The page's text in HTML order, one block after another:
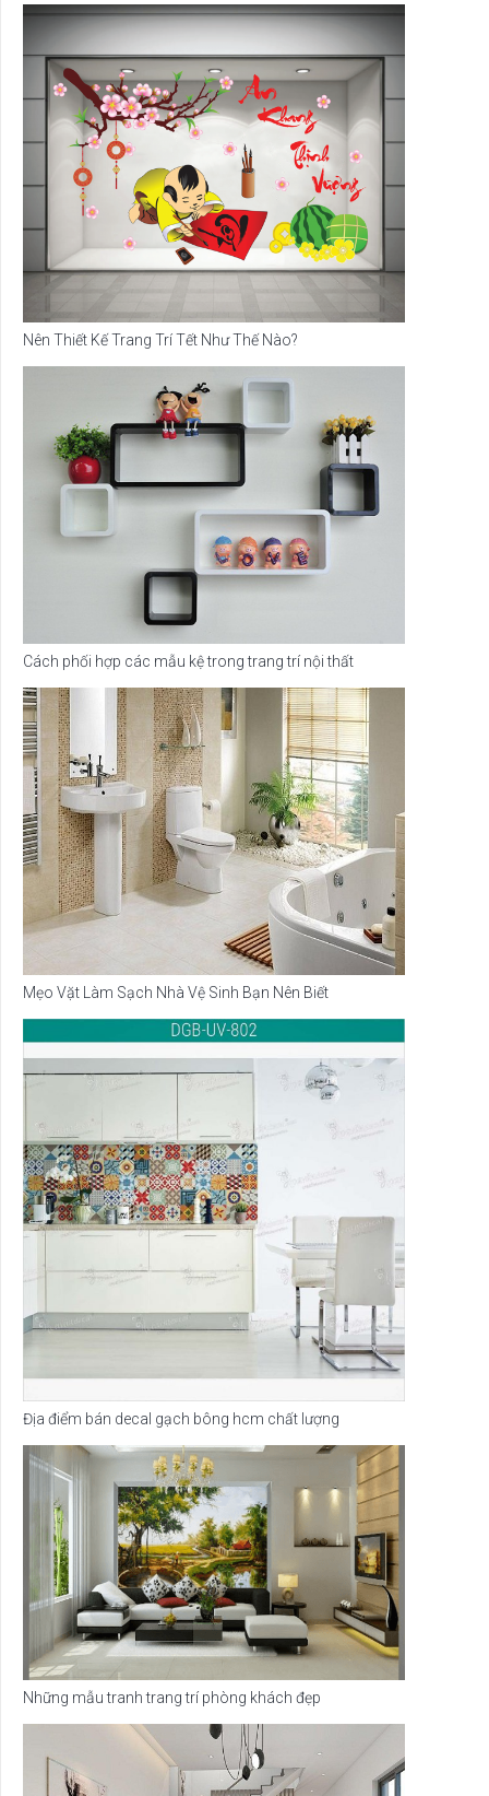
Nên Thiết Kế Trang Trí Tết Như Thế Nào?
Cách phối hợp các mẫu kệ trong trang trí nội thất
Mẹo Vặt Làm Sạch Nhà Vệ Sinh Bạn Nên Biết
Địa điểm bán decal gạch bông hcm chất lượng
Những mẫu tranh trang trí phòng khách đẹp